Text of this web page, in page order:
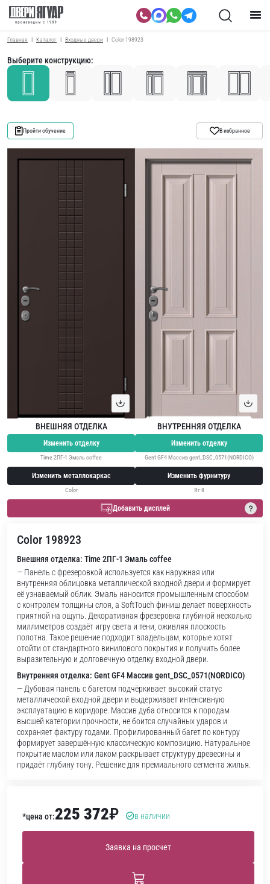
Главная Каталог Входные двери Color 198923
Выберите конструкцию:
Пройти обучение В избранное
ВНЕШНЯЯ ОТДЕЛКА
Изменить отделку
Time 2ПГ-1 Эмаль coffee
Изменить металлокаркас
Color
ВНУТРЕННЯЯ ОТДЕЛКА
Изменить отделку
Gent GF4 Массив gent_DSC_0571(NORDICO)
Изменить фурнитуру
Яг-8
Добавить дисплей
Color 198923
Внешняя отделка: Time 2ПГ-1 Эмаль coffee
— Панель с фрезеровкой используется как наружная или
внутренняя облицовка металлической входной двери и формирует
её узнаваемый облик. Эмаль наносится промышленным способом
с контролем толщины слоя, а SoftTouch финиш делает поверхность
приятной на ощупь. Декоративная фрезеровка глубиной несколько
миллиметров создаёт игру света и тени, оживляя плоскость
полотна. Такое решение подходит владельцам, которые хотят
отойти от стандартного винилового покрытия и получить более
выразительную и долговечную отделку входной двери.
Внутренняя отделка: Gent GF4 Массив gent_DSC_0571(NORDICO)
— Дубовая панель с багетом подчёркивает высокий статус
металлической входной двери и выдерживает интенсивную
эксплуатацию в коридоре. Массив дуба относится к породам
высшей категории прочности, не боится случайных ударов и
сохраняет фактуру годами. Профилированный багет по контуру
формирует завершённую классическую композицию. Натуральное
покрытие маслом или лаком раскрывает структуру древесины и
придаёт глубину тону. Решение для премиального сегмента жилья.
*цена от:225 372₽ в наличии
Заявка на просчет